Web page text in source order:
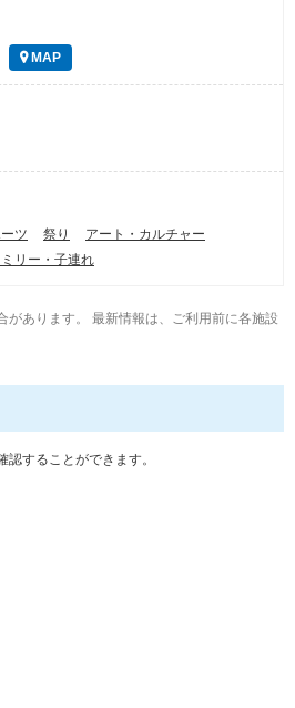
MAP
ツ 祭り
アート・カルチャー
リー・子連れ
あります。 最新情報は、ご利用前に各施設
することができます。